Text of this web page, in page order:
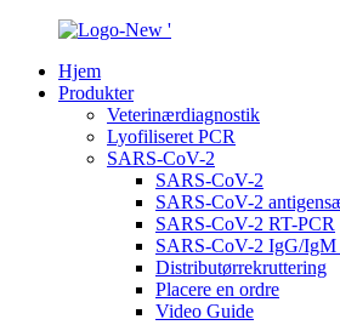
Hjem
Produkter
Veterinærdiagnostik
Lyofiliseret PCR
SARS-CoV-2
SARS-CoV-2
SARS-CoV-2
SARS-CoV-2 RT-PCR
SARS-CoV-2 IgG/IgM
Distributørrekruttering
Placere en ordre
Video Guide